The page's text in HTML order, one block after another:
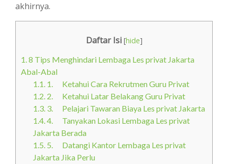
akhirnya.
Daftar Isi [hide]
1.8 Tips Menghindari Lembaga Les privat Jakarta
Abal-Abal
1.1. 1. Ketahui Cara Rekrutmen Guru Privat
1.2. 2. Ketahui Latar Belakang Guru Privat
1.3. 3. Pelajari Tawaran Biaya Les privat Jakarta
1.4.4. Tanyakan Lokasi Lembaga Les privat
Jakarta Berada
1.5. 5. Datangi Kantor Lembaga Les privat
Jakarta Jika Perlu